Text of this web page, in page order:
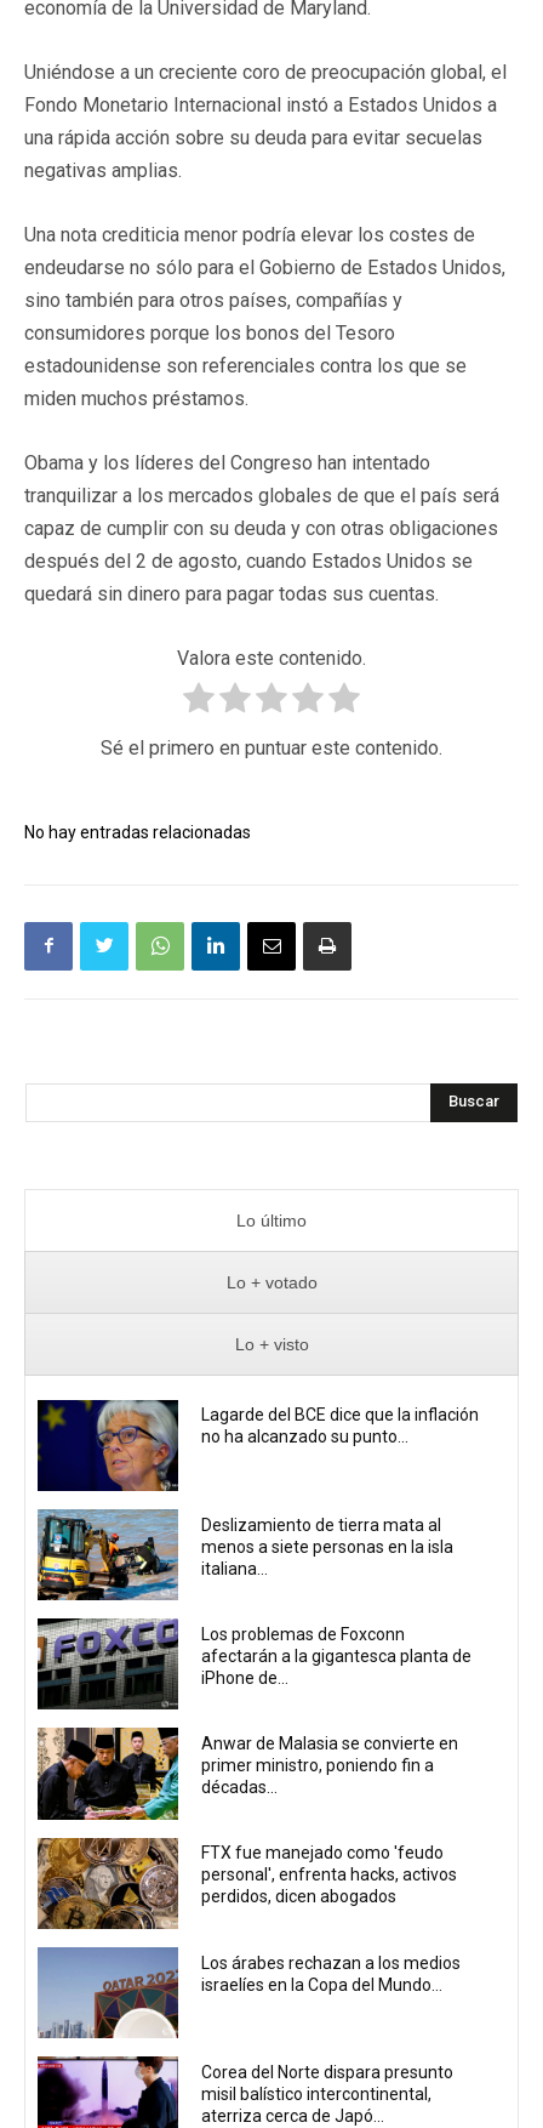
economía de la Universidad de Maryland.
Uniéndose a un creciente coro de preocupación global, el
Fondo Monetario Internacional instó a Estados Unidos a
una rápida acción sobre su deuda para evitar secuelas
negativas amplias.
Una nota crediticia menor podría elevar los costes de
endeudarse no sólo para el Gobierno de Estados Unidos,
sino también para otros países, compañías y
consumidores porque los bonos del Tesoro
estadounidense son referenciales contra los que se
miden muchos préstamos.
Obama y los líderes del Congreso han intentado
tranquilizar a los mercados globales de que el país será
capaz de cumplir con su deuda y con otras obligaciones
después del 2 de agosto, cuando Estados Unidos se
quedará sin dinero para pagar todas sus cuentas.
Valora este contenido.
Sé el primero en puntuar este contenido.
No hay entradas relacionadas
Buscar
Lo último
Lo + votado
Lo + visto
Lagarde del BCE dice que la inflación
no ha alcanzado su punto...
Deslizamiento de tierra mata al
menos a siete personas en la isla
italiana...
Los problemas de Foxconn
afectarán a la gigantesca planta de
iPhone de...
Anwar de Malasia se convierte en
primer ministro, poniendo fin a
décadas...
FTX fue manejado como 'feudo
personal', enfrenta hacks, activos
perdidos, dicen abogados
Los árabes rechazan a los medios
israelíes en la Copa del Mundo...
Corea del Norte dispara presunto
misil balístico intercontinental,
aterriza cerca de Japó...